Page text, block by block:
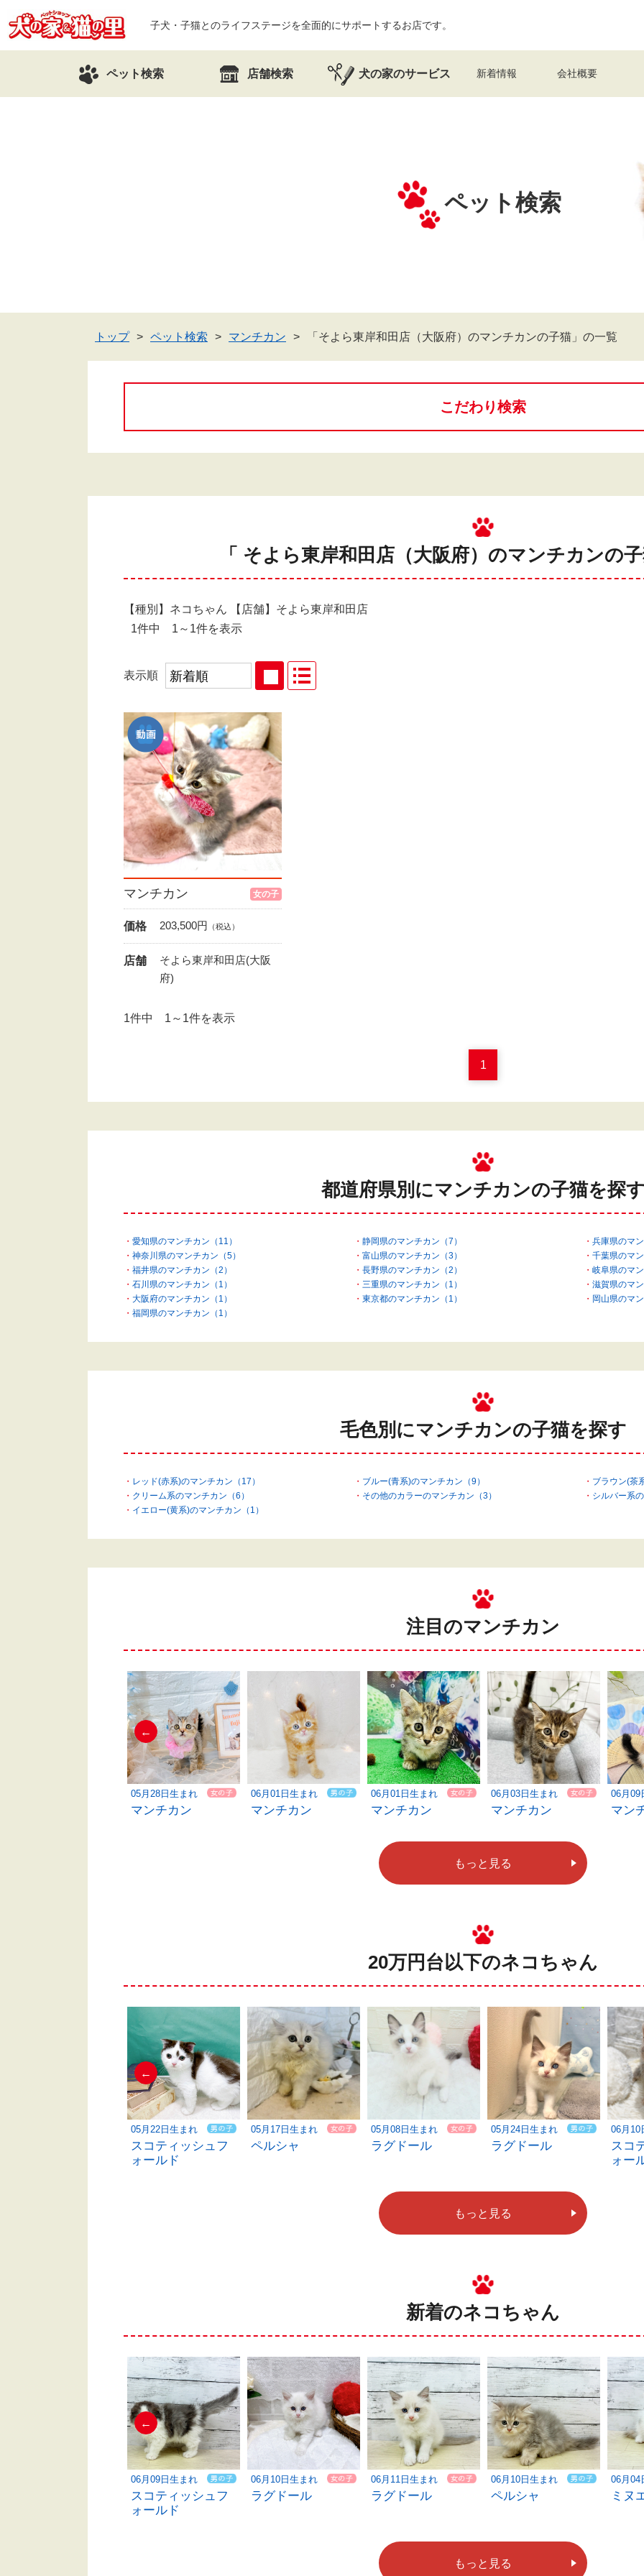
子犬・子猫とのライフステージを全面的にサポートするお店です。
ペット検索 店舗検索 犬の家のサービス 新着情報 会社概要
ペット検索
トップ ペット検索 マンチカン 「そよら東岸和田店（大阪府）のマンチカンの子猫」の一覧
こだわり検索
「 そよら東岸和田店（大阪府）のマンチカンの
【種別】ネコちゃん 【店舗】そよら東岸和田店
1件中 1～1件を表示
表示順
マンチカン 女の子
価格 203,500円 （税込）
店舗
そよら東岸和田店(大阪
府)
1件中 1～1件を表示
1
都道府県別にマンチカンの子猫を探
愛知県のマンチカン（11） 静岡県のマンチカン（7）
兵庫県のマ
神奈川県のマンチカン（5）
富山県のマンチカン（3）
千葉県のマ
福井県のマンチカン（2）
長野県のマンチカン（2）
岐阜県のマ
石川県のマンチカン（1）
三重県のマンチカン（1）
滋賀県のマ
大阪府のマンチカン（1）
東京都のマンチカン（1）
岡山県のマ
福岡県のマンチカン（1）
毛色別にマンチカンの子猫を探す
レッド(赤系)のマンチカン（17） ブルー(青系)のマンチカン（9）
ブラウン(茶
クリーム系のマンチカン（6）
その他のカラーのマンチカン（3）
シルバー系
イエロー(黄系)のマンチカン（1）
注目のマンチカン
←
05月28日生まれ
マンチカン
06月01日生まれ
マンチカン
06月01日生まれ
マンチカン
06月03日生まれ
マンチカン
06月09
マン
もっと見る
20万円台以下のネコちゃん
←
05月22日生まれ
スコティッシュフ
ォールド
05月17日生まれ
ペルシャ
05月08日生まれ
ラグドール
05月24日生まれ
ラグドール
06月10
スコ
ォー
もっと見る
新着のネコちゃん
←
06月09日生まれ
スコティッシュフ
ォールド
06月10日生まれ
ラグドール
06月11日生まれ
ラグドール
06月10日生まれ
ペルシャ
06月04
ミヌ
もっと見る